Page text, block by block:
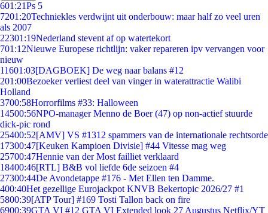
601:21Ps 5
7201:20Techniekles verdwijnt uit onderbouw: maar half zo veel uren
als 2007
22301:19Nederland stevent af op watertekort
701:12Nieuwe Europese richtlijn: vaker repareren ipv vervangen voor
nieuw
11601:03[DAGBOEK] De weg naar balans #12
201:00Bezoeker verliest deel van vinger in waterattractie Walibi
Holland
3700:58Horrorfilms #33: Halloween
14500:56NPO-manager Menno de Boer (47) op non-actief stuurde
dick-pic rond
25400:52[AMV] VS #1312 spammers van de internationale rechtsorde
17300:47[Keuken Kampioen Divisie] #44 Vitesse mag weg
25700:47Hennie van der Most failliet verklaard
18400:46[RTL] B&B vol liefde 6de seizoen #4
27300:44De Avondetappe #176 - Met Ellen ten Damme.
400:40Het gezellige Eurojackpot KNVB Bekertopic 2026/27 #1
5800:39[ATP Tour] #169 Tosti Tallon back on fire
6900:39GTA VI #12 GTA VI Extended look 27 Augustus Netflix/YT